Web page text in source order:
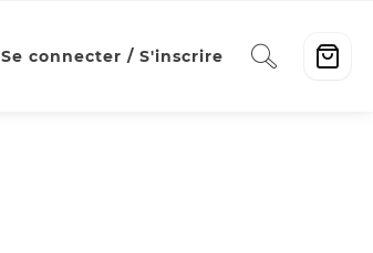
Se connecter / S'inscrire